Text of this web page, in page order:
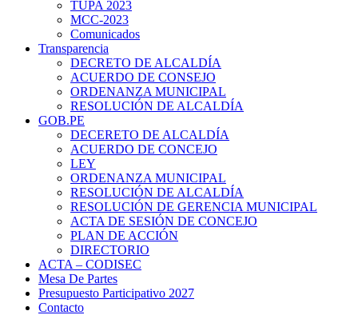
TUPA 2023
MCC-2023
Comunicados
Transparencia
DECRETO DE ALCALDÍA
ACUERDO DE CONSEJO
ORDENANZA MUNICIPAL
RESOLUCIÓN DE ALCALDÍA
GOB.PE
DECERETO DE ALCALDÍA
ACUERDO DE CONCEJO
LEY
ORDENANZA MUNICIPAL
RESOLUCIÓN DE ALCALDÍA
RESOLUCIÓN DE GERENCIA MUNICIPAL
ACTA DE SESIÓN DE CONCEJO
PLAN DE ACCIÓN
DIRECTORIO
ACTA – CODISEC
Mesa De Partes
Presupuesto Participativo 2027
Contacto